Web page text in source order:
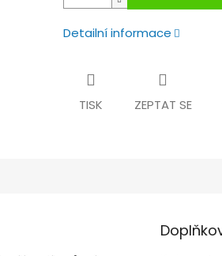
Detailní informace
TISK ZEPTAT SE